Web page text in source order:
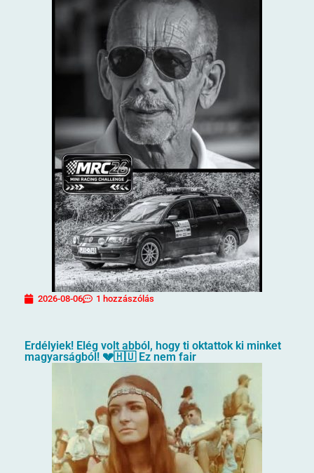
2026-08-06 1 hozzászólás
Erdélyiek! Elég volt abból, hogy ti oktattok ki minket
magyarságból! 💔🇭🇺 Ez nem fair